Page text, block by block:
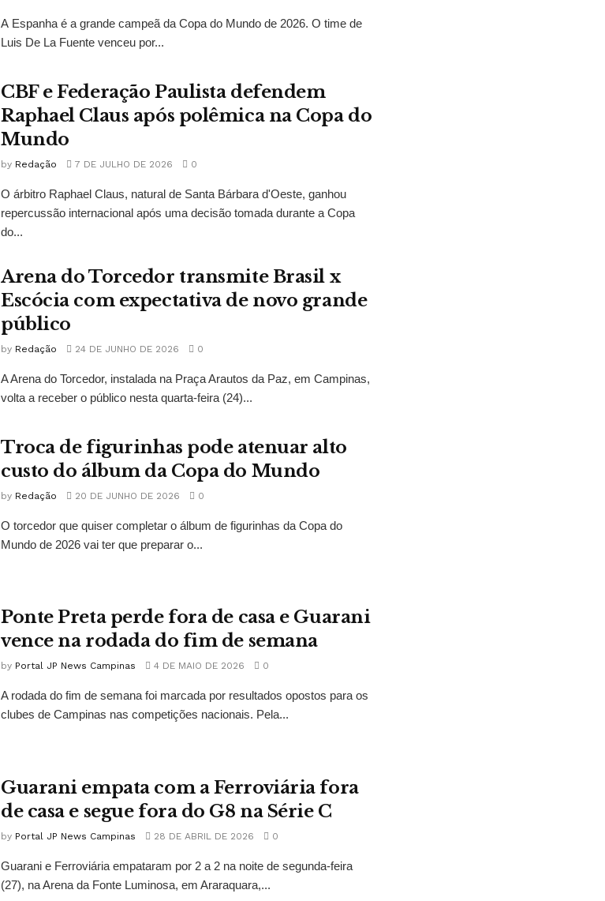
A Espanha é a grande campeã da Copa do Mundo de 2026. O time de
Luis De La Fuente venceu por...
CBF e Federação Paulista defendem
Raphael Claus após polêmica na Copa do
Mundo
by Redação 7 DE JULHO DE 2026 0
O árbitro Raphael Claus, natural de Santa Bárbara d'Oeste, ganhou
repercussão internacional após uma decisão tomada durante a Copa
do...
Arena do Torcedor transmite Brasil x
Escócia com expectativa de novo grande
público
by Redação 24 DE JUNHO DE 2026 0
A Arena do Torcedor, instalada na Praça Arautos da Paz, em Campinas,
volta a receber o público nesta quarta-feira (24)...
Troca de figurinhas pode atenuar alto
custo do álbum da Copa do Mundo
by Redação 20 DE JUNHO DE 2026 0
O torcedor que quiser completar o álbum de figurinhas da Copa do
Mundo de 2026 vai ter que preparar o...
Ponte Preta perde fora de casa e Guarani
vence na rodada do fim de semana
by Portal JP News Campinas 4 DE MAIO DE 2026 0
A rodada do fim de semana foi marcada por resultados opostos para os
clubes de Campinas nas competições nacionais. Pela...
Guarani empata com a Ferroviária fora
de casa e segue fora do G8 na Série C
by Portal JP News Campinas 28 DE ABRIL DE 2026 0
Guarani e Ferroviária empataram por 2 a 2 na noite de segunda-feira
(27), na Arena da Fonte Luminosa, em Araraquara,...